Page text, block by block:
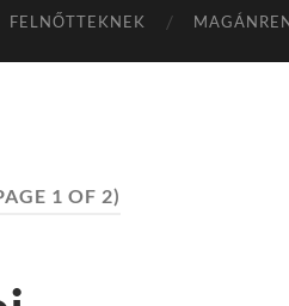
FELNŐTTEKNEK
1 OF 2)